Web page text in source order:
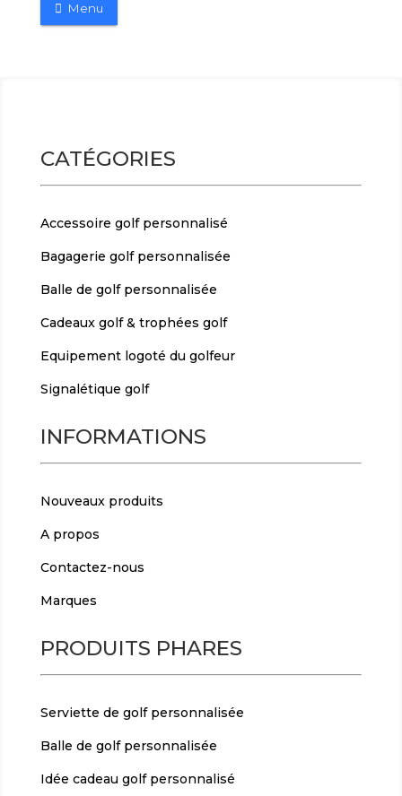
Menu
CATÉGORIES
Accessoire golf personnalisé
Bagagerie golf personnalisée
Balle de golf personnalisée
Cadeaux golf & trophées golf
Equipement logoté du golfeur
Signalétique golf
INFORMATIONS
Nouveaux produits
A propos
Contactez-nous
Marques
PRODUITS PHARES
Serviette de golf personnalisée
Balle de golf personnalisée
Idée cadeau golf personnalisé